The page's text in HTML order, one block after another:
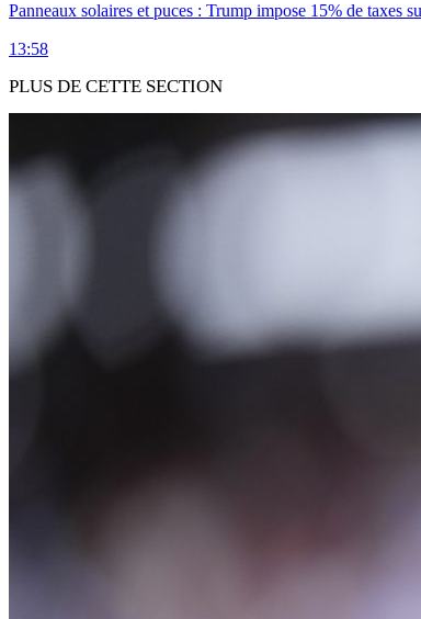
Panneaux solaires et puces : Trump impose 15% de taxes
13:58
PLUS DE CETTE SECTION